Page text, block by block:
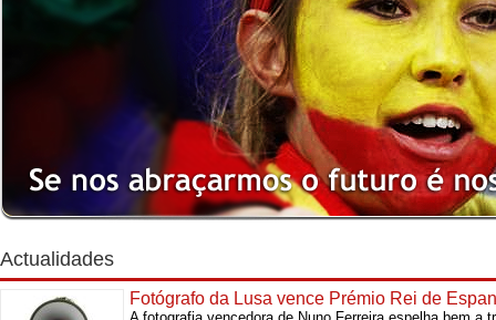
Actualidades
Fotógrafo da Lusa vence Prémio Rei de
A fotografia vencedora de Nuno Ferreira espelha bem